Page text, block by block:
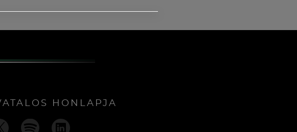
HONLAPJA